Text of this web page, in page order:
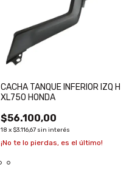
CACHA TANQUE INFERIOR IZQ H
XL750 HONDA
$56.100,00
18 x $3.116,67 sin interés
¡No te lo pierdas, es el último!